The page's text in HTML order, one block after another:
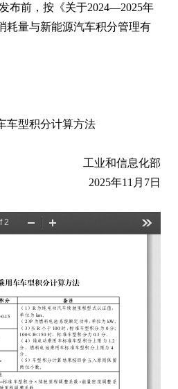
布前，按《关于2024—2025年
耗量与新能源汽车积分管理有
车型积分计算方法
工业和信息化部
2025年11月7日